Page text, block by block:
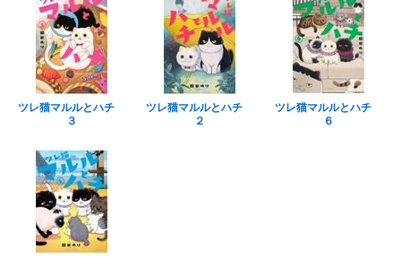
ツレ猫マルルとハチ
３
ツレ猫マルルとハチ
２
ツレ猫マルルとハチ
６